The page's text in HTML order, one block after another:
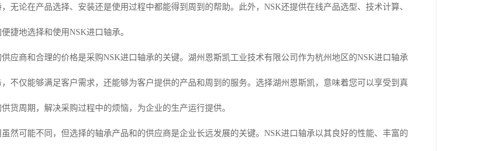
无论在产品选择、安装还是使用过程中都能得到周到的帮助。此外，NSK还提供在线产品选型、技术计算、
捷地选择和使用NSK进口轴承。
应商和合理的价格是采购NSK进口轴承的关键。湖州恩斯凯工业技术有限公司作为杭州地区的NSK进口轴承
不仅能够满足客户需求，还能够为客户提供的产品和周到的服务。选择湖州恩斯凯，意味着您可以享受到真
货周期，解决采购过程中的烦恼，为企业的生产运行提供。
然可能不同，但选择的轴承产品和的供应商是企业长远发展的关键。NSK进口轴承以其良好的性能、丰富的